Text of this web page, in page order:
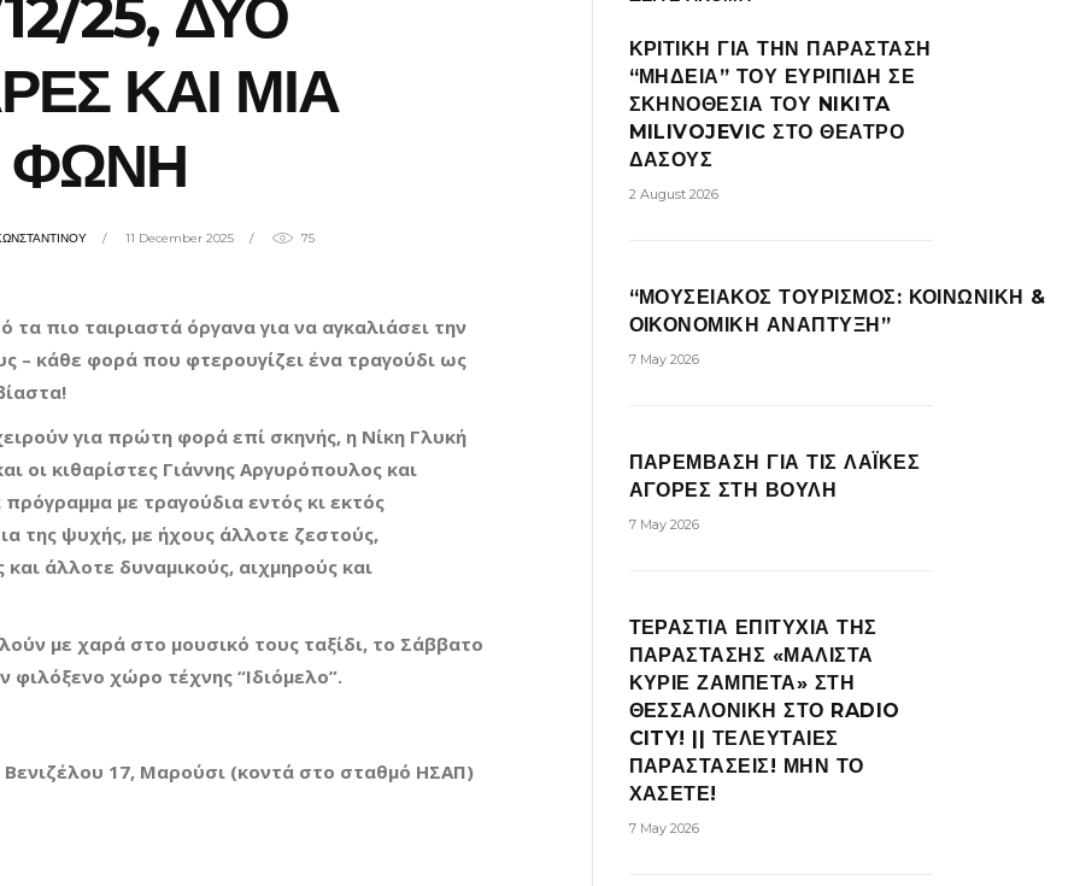
25, ΔΥΟ
ΚΑΙ ΜΙΑ
ΦΩΝΗ
11 December 2025 75
τα πιο ταιριαστά όργανα για να αγκαλιάσει την
– κάθε φορά που φτερουγίζει ένα τραγούδι ως
για πρώτη φορά επί σκηνής, η Νίκη Γλυκή
οι κιθαρίστες Γιάννης Αργυρόπουλος και
με τραγούδια εντός κι εκτός
της ψυχής, με ήχους άλλοτε ζεστούς,
άλλοτε δυναμικούς, αιχμηρούς και
με χαρά στο μουσικό τους ταξίδι, το Σάββατο
φιλόξενο χώρο τέχνης “Ιδιόμελο”.
17, Μαρούσι (κοντά στο σταθμό ΗΣΑΠ)
ΚΡΙΤΙΚΗ ΓΙΑ ΤΗΝ ΠΑΡΑΣΤΑΣΗ
“ΜΗΔΕΙΑ” ΤΟΥ ΕΥΡΙΠΙΔΗ ΣΕ
ΣΚΗΝΟΘΕΣΙΑ ΤΟΥ NIKITA
MILIVOJEVIC ΣΤΟ ΘΕΑΤΡΟ
ΔΑΣΟΥΣ
2 August 2026
“ΜΟΥΣΕΙΑΚΟΣ ΤΟΥΡΙΣΜΟΣ: ΚΟΙΝΩΝΙΚΗ &
ΟΙΚΟΝΟΜΙΚΗ ΑΝΑΠΤΥΞΗ”
7 May 2026
ΠΑΡΕΜΒΑΣΗ ΓΙΑ ΤΙΣ ΛΑΪΚΕΣ
ΑΓΟΡΕΣ ΣΤΗ ΒΟΥΛΗ
7 May 2026
ΤΕΡΑΣΤΙΑ ΕΠΙΤΥΧΙΑ ΤΗΣ
ΠΑΡΑΣΤΑΣΗΣ «ΜΑΛΙΣΤΑ
ΚΥΡΙΕ ΖΑΜΠΕΤΑ» ΣΤΗ
ΘΕΣΣΑΛΟΝΙΚΗ ΣΤΟ RADIO
CITY! || ΤΕΛΕΥΤΑΙΕΣ
ΠΑΡΑΣΤΑΣΕΙΣ! ΜΗΝ ΤΟ
ΧΑΣΕΤΕ!
7 May 2026